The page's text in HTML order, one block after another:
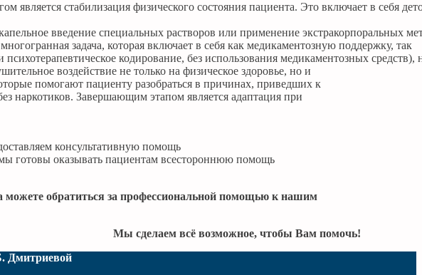
стабилизация физического состояния пациента. Это включает в себя
введение специальных растворов или применение
задача, которая включает в себя как медикаментозную поддержку, так
кодирование, без использования медикаментозных
воздействие не только на физическое здоровье, но и
помогают пациенту разобраться в причинах, приведших к
наркотиков. Завершающим этапом является адаптация при
консультативную помощь
готовы оказывать пациентам всестороннюю помощь
обратиться за профессиональной помощью к нашим
Мы сделаем всё возможное, чтобы Вам помочь!
Дмитриевой